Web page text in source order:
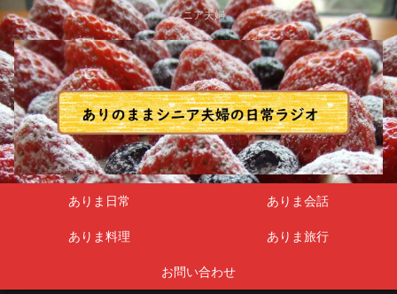
シニア夫婦
ありま日常 ありま会話
ありま料理 ありま旅行
お問い合わせ